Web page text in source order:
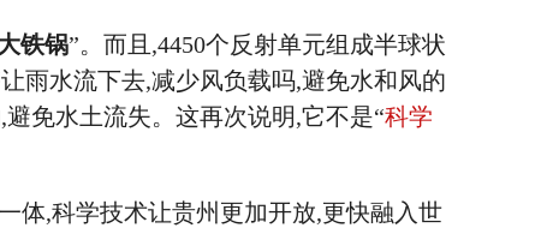
铁锅”。而且,4450个反射单元组成半球状
雨水流下去,减少风负载吗,避免水和风的
免水土流失。这再次说明,它不是“科学
体,科学技术让贵州更加开放,更快融入世